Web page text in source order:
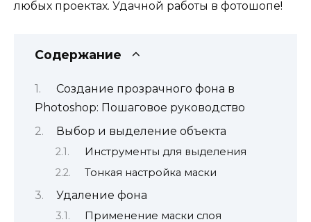
любых проектах. Удачной работы в фотошопе!
Содержание
Создание прозрачного фона в
Photoshop: Пошаговое руководство
Выбор и выделение объекта
Инструменты для выделения
Тонкая настройка маски
Удаление фона
Применение маски слоя